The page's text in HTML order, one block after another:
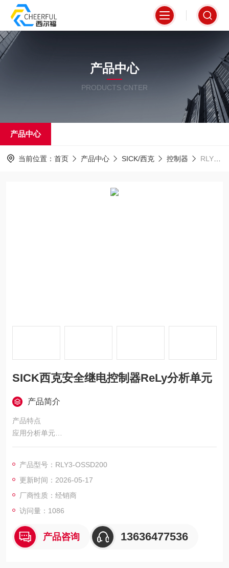
产品中心
PRODUCTS CNTER
产品中心
当前位置： 首页 产品中心 SICK/西克 控制器 RLY3-OSSD200SICK西克安全继电控制器ReLy分析单元
SICK西克安全继电控制器ReLy分析单元
产品简介
产品特点
应用分析单元
可兼容的传感器类型配备 OSSD 的安全传感器
SD200
产品型号：RLY3-OSSD200
更新时间：2026-05-17
厂商性质：经销商
访问量：1086
产品咨询 13636477536